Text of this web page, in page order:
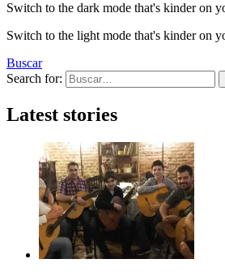
Switch to the dark mode that's kinder on
Switch to the light mode that's kinder on
Buscar
Search for:
Latest stories